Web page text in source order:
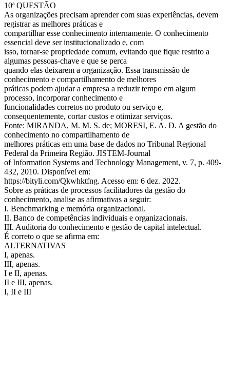
10ª QUESTÃO
As organizações precisam aprender com suas experiências, devem
registrar as melhores práticas e
compartilhar esse conhecimento internamente. O conhecimento
essencial deve ser institucionalizado e, com
isso, tornar-se propriedade comum, evitando que fique restrito a
algumas pessoas-chave e que se perca
quando elas deixarem a organização. Essa transmissão de
conhecimento e compartilhamento de melhores
práticas podem ajudar a empresa a reduzir tempo em algum
processo, incorporar conhecimento e
funcionalidades corretos no produto ou serviço e,
consequentemente, cortar custos e otimizar serviços.
Fonte: MIRANDA, M. M. S. de; MORESI, E. A. D. A gestão do
conhecimento no compartilhamento de
melhores práticas em uma base de dados no Tribunal Regional
Federal da Primeira Região. JISTEM-Journal
of Information Systems and Technology Management, v. 7, p. 409-
432, 2010. Disponível em:
https://bityli.com/Qkwhktfng. Acesso em: 6 dez. 2022.
Sobre as práticas de processos facilitadores da gestão do
conhecimento, analise as afirmativas a seguir:
I. Benchmarking e memória organizacional.
II. Banco de competências individuais e organizacionais.
III. Auditoria do conhecimento e gestão de capital intelectual.
É correto o que se afirma em:
ALTERNATIVAS
I, apenas.
III, apenas.
I e II, apenas.
II e III, apenas.
I, II e III